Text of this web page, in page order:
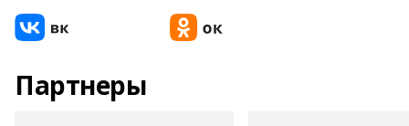
Партнеры